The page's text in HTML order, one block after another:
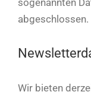
sogenannten
abgeschlossen.
Wir bieten